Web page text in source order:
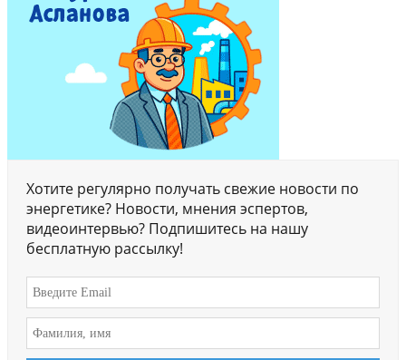
Хотите регулярно получать свежие новости по
энергетике? Новости, мнения эспертов,
видеоинтервью? Подпишитесь на нашу
бесплатную рассылку!